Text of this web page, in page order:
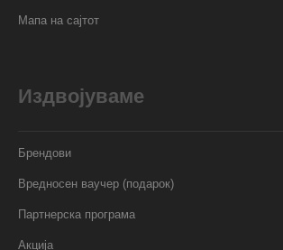
Мапа на сајтот
Издвојуваме
Брендови
Вредносен ваучер (подарок)
Партнерска програма
Акција